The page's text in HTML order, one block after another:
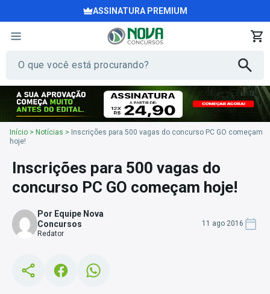
ASSINATURA PREMIUM
Início > Notícias > Inscrições para 500 vagas do concurso PC GO começam
hoje!
Inscrições para 500 vagas do
concurso PC GO começam hoje!
Por Equipe Nova
Concursos
Redator
11 ago 2016